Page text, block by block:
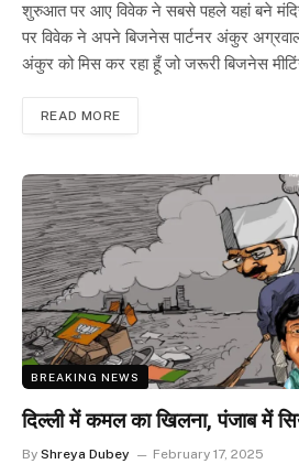
शुरुआत पर आए विवेक ने सबसे पहले यहां बने
पर विवेक ने अपने बिजनेस पार्टनर अंकुर
अंकुर को मिस कर रहा हूँ जो जरूरी बिजनेस
READ MORE
BREAKING NEWS
दिल्ली में कमल का खिलना, पंजाब में
By Shreya Dubey February 17, 2025